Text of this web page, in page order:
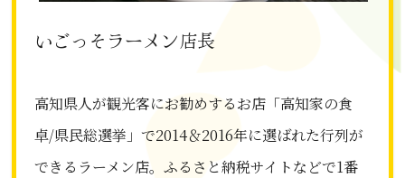
いごっそラーメン店長
高知県人が観光客にお勧めするお店「高知家の食
卓/県民総選挙」で2014＆2016年に選ばれた行列が
できるラーメン店。ふるさと納税サイトなどで1番